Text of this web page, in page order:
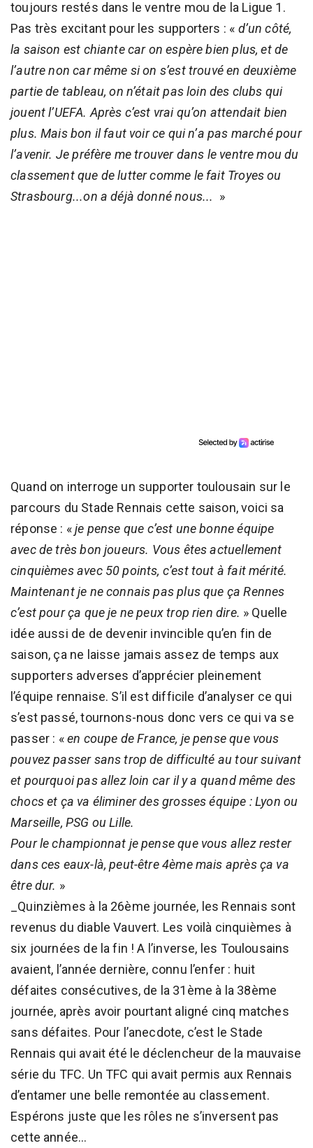
toujours restés dans le ventre mou de la Ligue 1.
Pas très excitant pour les supporters : « d’un côté,
la saison est chiante car on espère bien plus, et de
l’autre non car même si on s’est trouvé en deuxième
partie de tableau, on n’était pas loin des clubs qui
jouent l’UEFA. Après c’est vrai qu’on attendait bien
plus. Mais bon il faut voir ce qui n’a pas marché pour
l’avenir. Je préfère me trouver dans le ventre mou du
classement que de lutter comme le fait Troyes ou
Strasbourg...on a déjà donné nous... »
Quand on interroge un supporter toulousain sur le
parcours du Stade Rennais cette saison, voici sa
réponse : «je pense que c’est une bonne équipe
avec de très bon joueurs. Vous êtes actuellement
cinquièmes avec 50 points, c’est tout à fait mérité.
Maintenant je ne connais pas plus que ça Rennes
c’est pour ça que je ne peux trop rien dire. » Quelle
idée aussi de de devenir invincible qu’en fin de
saison, ça ne laisse jamais assez de temps aux
supporters adverses d’apprécier pleinement
l’équipe rennaise. S’il est difficile d’analyser ce qui
s’est passé, tournons-nous donc vers ce qui va se
passer : «en coupe de France, je pense que vous
pouvez passer sans trop de difficulté au tour suivant
et pourquoi pas allez loin car il y a quand même des
chocs et ça va éliminer des grosses équipe : Lyon ou
Marseille, PSG ou Lille.
Pour le championnat je pense que vous allez rester
dans ces eaux-là, peut-être 4ème mais après ça va
être dur. »
_Quinzièmes à la 26ème journée, les Rennais sont
revenus du diable Vauvert. Les voilà cinquièmes à
six journées de la fin ! A l’inverse, les Toulousains
avaient, l’année dernière, connu l’enfer : huit
défaites consécutives, de la 31ème à la 38ème
journée, après avoir pourtant aligné cinq matches
sans défaites. Pour l’anecdote, c’est le Stade
Rennais qui avait été le déclencheur de la mauvaise
série du TFC. Un TFC qui avait permis aux Rennais
d’entamer une belle remontée au classement.
Espérons juste que les rôles ne s’inversent pas
cette année...